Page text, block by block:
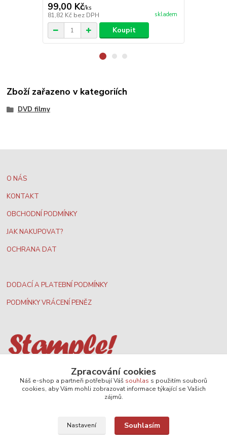
99,00 Kč/ks
81,82 Kč bez DPH skladem
Koupit
Zboží zařazeno v kategoriích
DVD filmy
O NÁS
KONTAKT
OBCHODNÍ PODMÍNKY
JAK NAKUPOVAT?
OCHRANA DAT
DODACÍ A PLATEBNÍ PODMÍNKY
PODMÍNKY VRÁCENÍ PENĚZ
Zpracování cookies
Náš e-shop a partneři potřebují Váš souhlas s použitím souborů
cookies, aby Vám mohli zobrazovat informace týkající se Vašich
zájmů.
Nastavení Souhlasím